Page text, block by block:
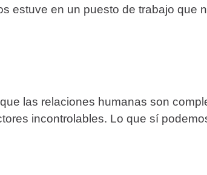
estuve en un puesto de trabajo que
las relaciones humanas son
incontrolables. Lo que sí